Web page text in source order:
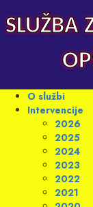
to
content
SLUŽBA
Primary
Menu
O službi
Intervencije
2026
2025
2024
2023
2022
2021